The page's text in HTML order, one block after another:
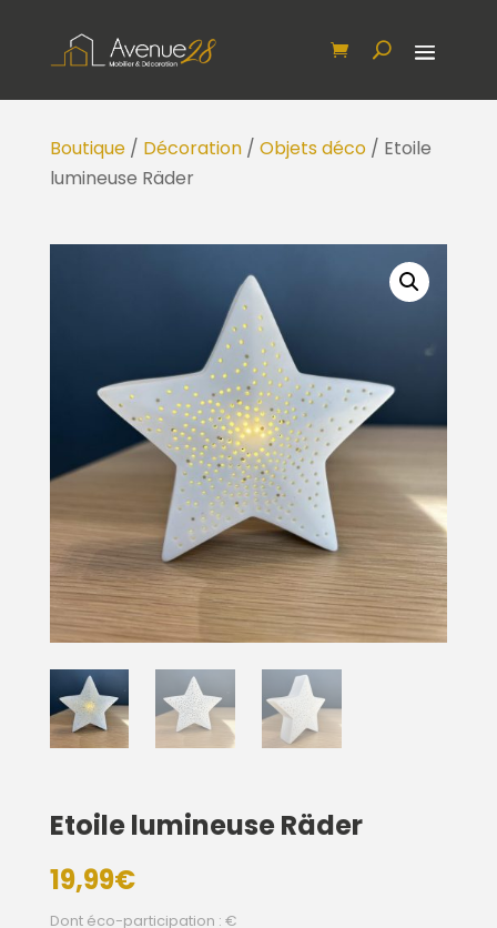
Boutique/ Décoration/ Objets déco/ Etoile
lumineuse Räder
Etoile lumineuse Räder
19,99€
Dont éco-participation : €